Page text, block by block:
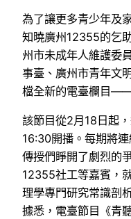
為了讓更多青少年及
知曉廣州12355的乞
州市未成年人維護委
事臺、廣州市青年文
檔全新的電臺欄目
該節目從2月18日起
16:30開播。每期將
傳授們睜開了劇烈的
12355社工等嘉賓，
理學專門研究常識剖
據悉，電臺節目《青